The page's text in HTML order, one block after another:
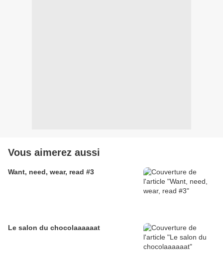
Vous aimerez aussi
Want, need, wear, read #3
Le salon du chocolaaaaaat